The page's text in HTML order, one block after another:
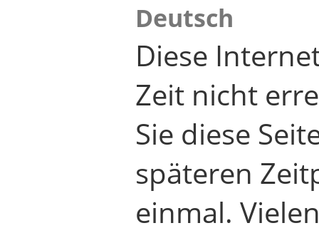
Deutsch
Diese
Zeit nicht
Sie diese
späteren
einmal.